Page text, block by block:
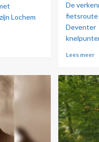
Lochem
De
fietsroute
Deventer
Lees meer